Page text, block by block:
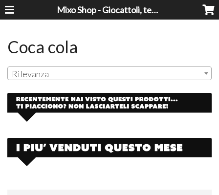
Mixo Shop - Giocattoli, tecnologia, casa e giardino a prezzi super!
Coca cola
Rilevanza